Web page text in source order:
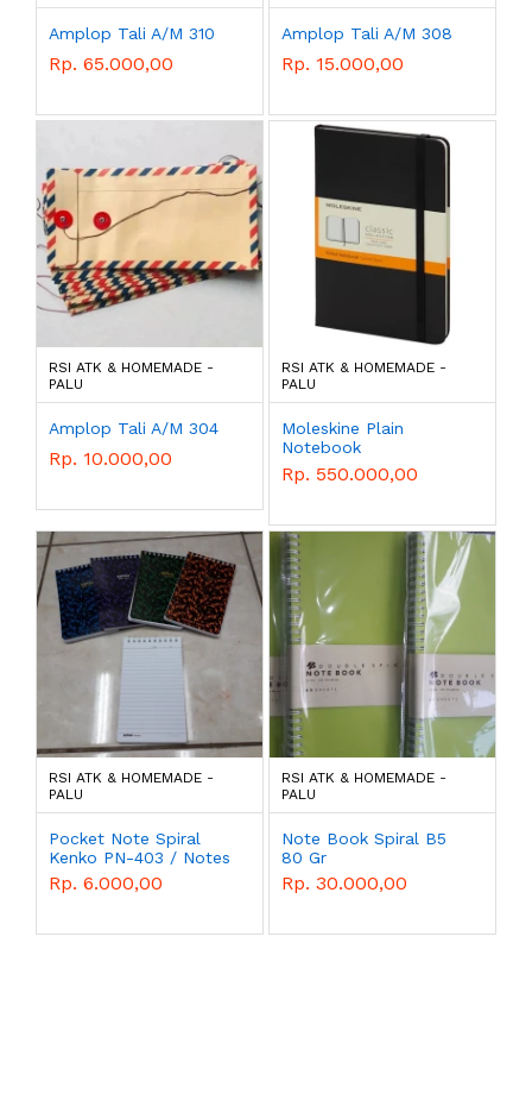
Amplop Tali A/M 310
Rp. 65.000,00
Amplop Tali A/M 308
Rp. 15.000,00
RSI ATK & HOMEMADE -
PALU
Amplop Tali A/M 304
Rp. 10.000,00
RSI ATK & HOMEMADE -
PALU
Moleskine Plain
Notebook
Rp. 550.000,00
RSI ATK & HOMEMADE -
PALU
Pocket Note Spiral
Kenko PN-403 / Notes
Spiral Kenko PN-403
Rp. 6.000,00
RSI ATK & HOMEMADE -
PALU
Note Book Spiral B5
80 Gr
Rp. 30.000,00